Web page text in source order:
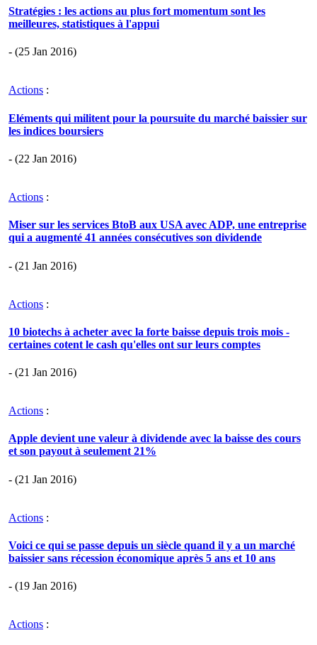
Stratégies : les actions au plus fort momentum sont les
meilleures, statistiques à l'appui
- (25 Jan 2016)
Actions :
Eléments qui militent pour la poursuite du marché baissier sur
les indices boursiers
- (22 Jan 2016)
Actions :
Miser sur les services BtoB aux USA avec ADP, une entreprise
qui a augmenté 41 années consécutives son dividende
- (21 Jan 2016)
Actions :
10 biotechs à acheter avec la forte baisse depuis trois mois -
certaines cotent le cash qu'elles ont sur leurs comptes
- (21 Jan 2016)
Actions :
Apple devient une valeur à dividende avec la baisse des cours
et son payout à seulement 21%
- (21 Jan 2016)
Actions :
Voici ce qui se passe depuis un siècle quand il y a un marché
baissier sans récession économique après 5 ans et 10 ans
- (19 Jan 2016)
Actions :